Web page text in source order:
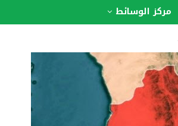
مركز الوسائط